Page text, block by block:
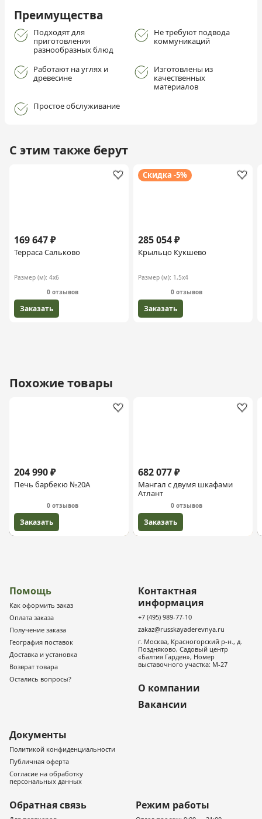
Преимущества
Подходят для
приготовления
разнообразных блюд
Не требуют подвода
коммуникаций
Работают на углях и
древесине
Изготовлены из
качественных
материалов
Простое обслуживание
С этим также берут
169 647 ₽
Терраса Сальково
Размер (м): 4х6
0 отзывов
Заказать
Скидка -5%
285 054 ₽
Крыльцо Кукшево
Размер (м): 1,5х4
0 отзывов
Заказать
Похожие товары
204 990 ₽
Печь барбекю №20А
0 отзывов
Заказать
682 077 ₽
Мангал с двумя шкафами
Атлант
0 отзывов
Заказать
Помощь
Как оформить заказ
Оплата заказа
Получение заказа
География поставок
Доставка и установка
Возврат товара
Остались вопросы?
Контактная
информация
+7 (495) 989-77-10
zakaz@russkayaderevnya.ru
г. Москва, Красногорский р-н., д.
Поздняково, Садовый центр
«Балтия Гарден», Номер
выставочного участка: М-27
О компании
Вакансии
Документы
Политикой конфиденциальности
Публичная оферта
Согласие на обработку
персональных данных
Обратная связь Режим работы